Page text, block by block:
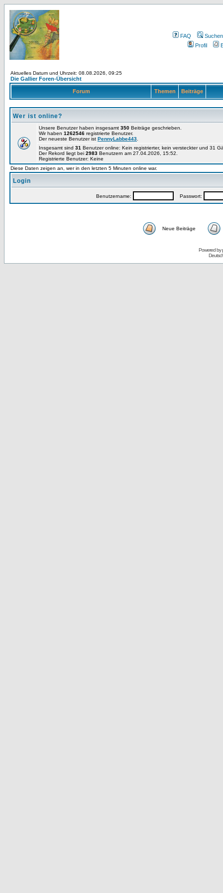
FAQ
Suchen
Profil
Aktuelles Datum und Uhrzeit: 08.08.2026, 09:25
Die Gallier Foren-Übersicht
Forum Themen Beiträge
Wer ist online?
Unsere Benutzer haben insgesamt 350 Beiträge geschrieben.
Wir haben 1262546 registrierte Benutzer.
Der neueste Benutzer ist PennyLabbe443
Insgesamt sind 31 Benutzer online: Kein registrierter, kein versteckter und 31
Der Rekord liegt bei 2983 Benutzern am 27.04.2026, 15:52.
Registrierte Benutzer: Keine
Diese Daten zeigen an, wer in den letzten 5 Minuten online war.
Login
Benutzername: Passwort:
Neue Beiträge
Powered by